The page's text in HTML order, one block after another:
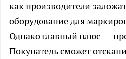
как производители
оборудование для
Однако главный плюс —
Покупатель сможет